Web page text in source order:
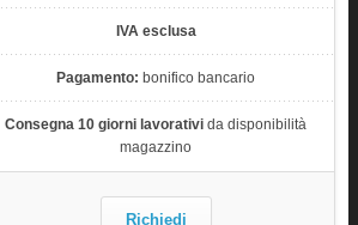
IVA esclusa
Pagamento: bonifico bancario
Consegna 10 giorni lavorativi da disponibilità
magazzino
Richiedi